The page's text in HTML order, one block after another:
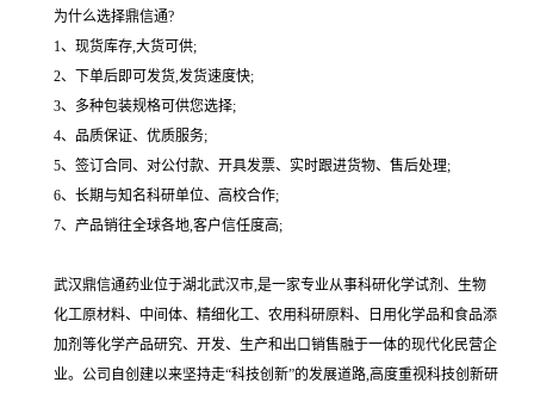
为什么选择鼎信通?
1、现货库存,大货可供;
2、下单后即可发货,发货速度快;
3、多种包装规格可供您选择;
4、品质保证、优质服务;
5、签订合同、对公付款、开具发票、实时跟进货物、售后处理;
6、长期与知名科研单位、高校合作;
7、产品销往全球各地,客户信任度高;
武汉鼎信通药业位于湖北武汉市,是一家专业从事科研化学试剂、生物
化工原材料、中间体、精细化工、农用科研原料、日用化学品和食品添
加剂等化学产品研究、开发、生产和出口销售融于一体的现代化民营企
业。公司自创建以来坚持走“科技创新”的发展道路,高度重视科技创新研